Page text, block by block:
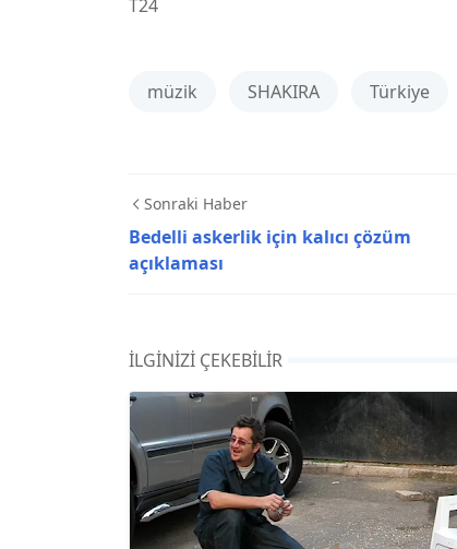
T24
müzik SHAKIRA Türkiye
Sonraki Haber
Bedelli askerlik için kalıcı çözüm
açıklaması
İLGINIZI ÇEKEBILIR